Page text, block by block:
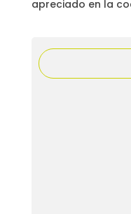
apreciado en la